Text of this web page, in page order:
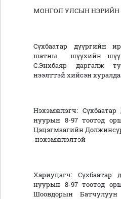
МОНГОЛ УЛСЫН
Сүхбаатар дүүргийн
шатны шүүхийн
С.Энхбаяр даргалж
нээлттэй хийсэн
Нэхэмжлэгч: Сүхбаатар
нуурын 8-97 тоотод
Цэцэгмаагийн
нэхэмжлэлтэй
Хариуцагч: Сүхбаатар
нуурын 8-97 тоотод
Шоовдорын